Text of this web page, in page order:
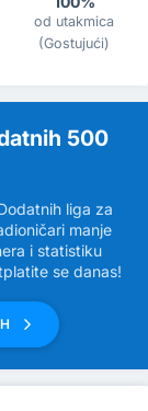
od utakmica
(Gostujući)
500
liga za
manje
i statistiku
se danas!